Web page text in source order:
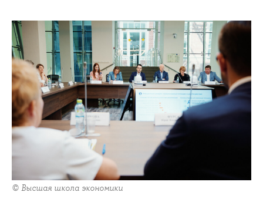
© Высшая школа экономики